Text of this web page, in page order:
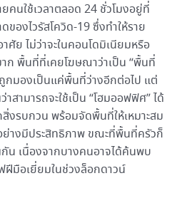
นใช้เวลาตลอด 24 ชั่วโมงอยู่ที่
ของไวรัสโควิด-19 ซึ่งทำให้ราย
ศัย ไม่ว่าจะในคอนโดมิเนียมหรือ
พื้นที่ที่เคยโฆษณาว่าเป็น “พื้นที่
ถูกมองเป็นแค่พื้นที่ว่างอีกต่อไป แต่
สามารถจะใช้เป็น “โฮมออฟฟิศ” ได้
งรบกวน พร้อมจัดพื้นที่ให้เหมาะสม
ย่างมีประสิทธิภาพ ขณะที่พื้นที่ครัวก็
น เนื่องจากบางคนอาจได้ค้นพบ
ฝีมือเยี่ยมในช่วงล็อกดาวน์